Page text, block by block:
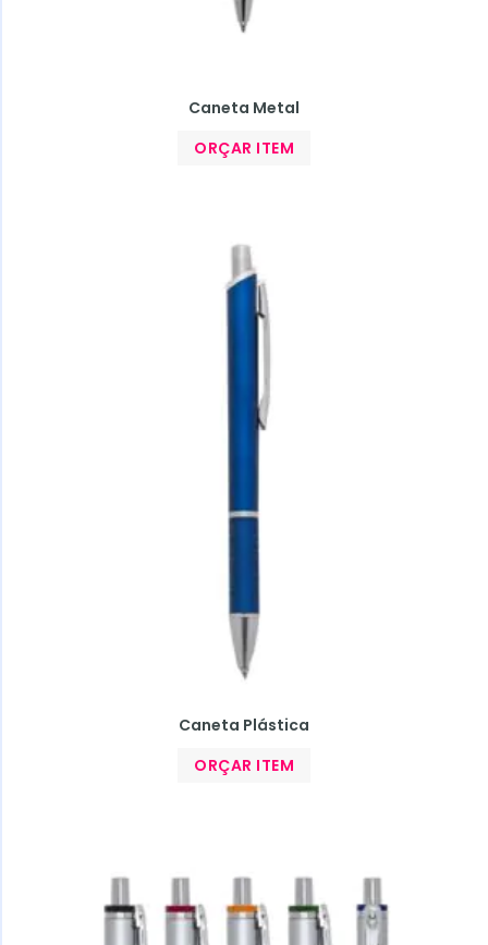
Caneta Metal
ORÇAR ITEM
Caneta Plástica
ORÇAR ITEM